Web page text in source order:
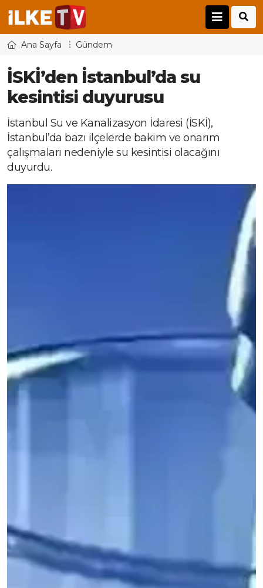
Ana Sayfa Gündem
İSKİ’den İstanbul’da su
kesintisi duyurusu
İstanbul Su ve Kanalizasyon İdaresi (İSKİ),
İstanbul’da bazı ilçelerde bakım ve onarım
çalışmaları nedeniyle su kesintisi olacağını
duyurdu.